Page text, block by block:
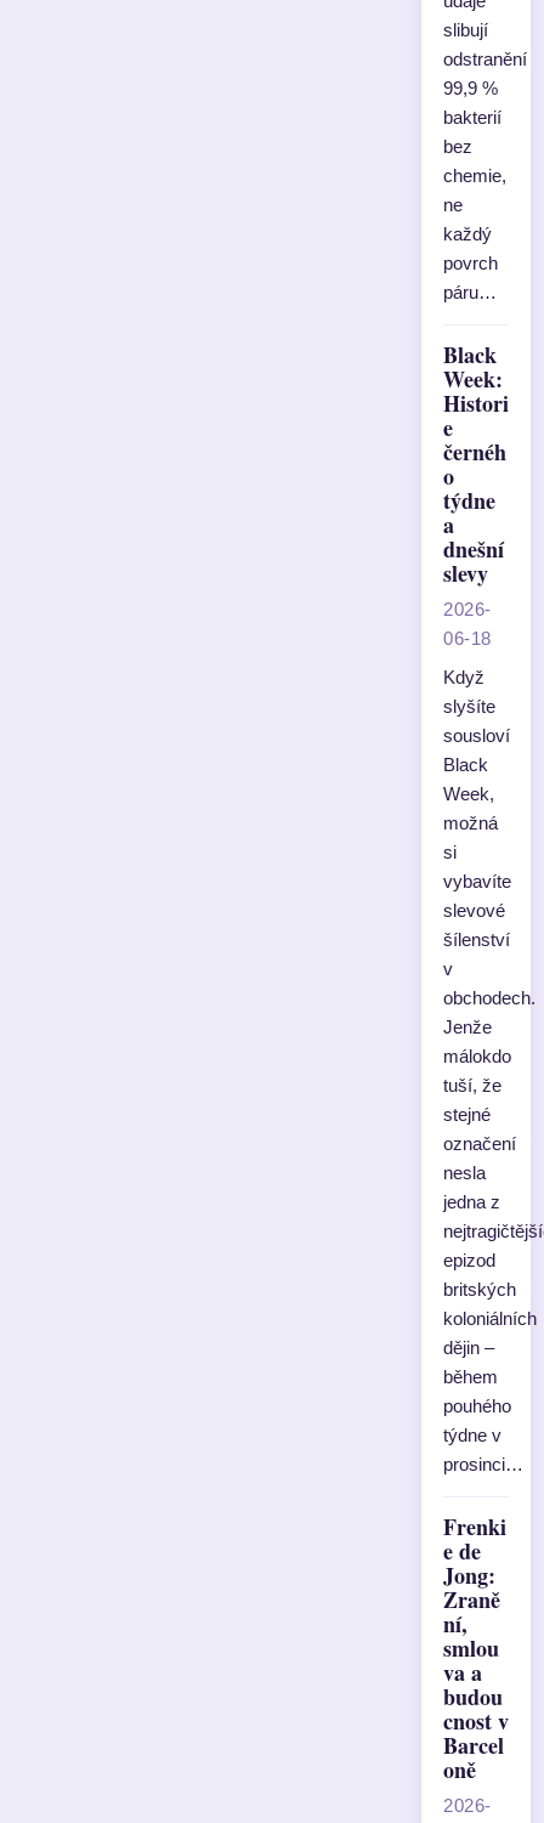
slibují
odstranění
99,9 %
bakterií
bez
chemie,
ne
každý
povrch
páru…
Black
Week:
Histori
e
černéh
o
týdne
a
dnešní
slevy
2026-
06-18
Když
slyšíte
sousloví
Black
Week,
možná
si
vybavíte
slevové
šílenství
v
obchodech.
Jenže
málokdo
tuší, že
stejné
označení
nesla
jedna z
epizod
britských
koloniálních
dějin –
během
pouhého
týdne v
prosinci…
Frenki
e de
Jong:
Zraně
ní,
smlou
va a
budou
cnost v
Barcel
oně
2026-